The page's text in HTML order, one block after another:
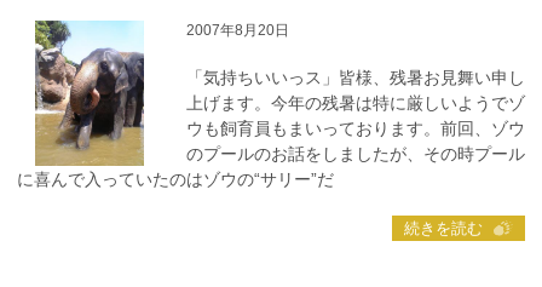
2007年8月20日
「気持ちいいっス」皆様、残暑お見舞い申し
上げます。今年の残暑は特に厳しいようでゾ
ウも飼育員もまいっております。前回、ゾウ
のプールのお話をしましたが、その時プール
に喜んで入っていたのはゾウの“サリー”だ
続きを読む